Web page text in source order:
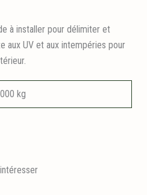
à installer pour délimiter et
aux UV et aux intempéries pour
kg